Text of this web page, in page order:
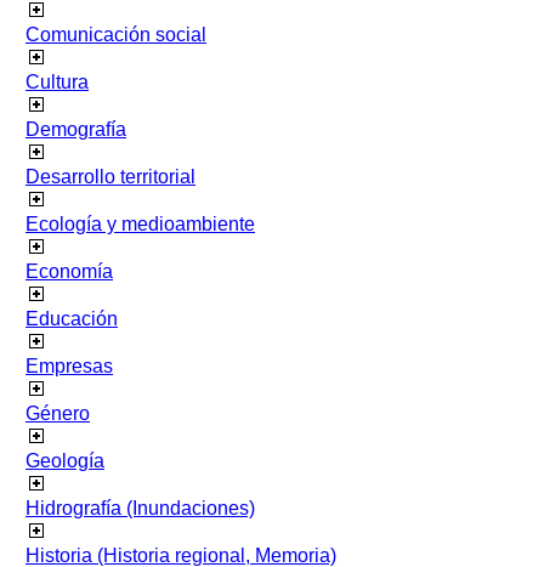
Comunicación social
Cultura
Demografía
Desarrollo territorial
Ecología y medioambiente
Economía
Educación
Empresas
Género
Geología
Hidrografía (Inundaciones)
Historia (Historia regional, Memoria)